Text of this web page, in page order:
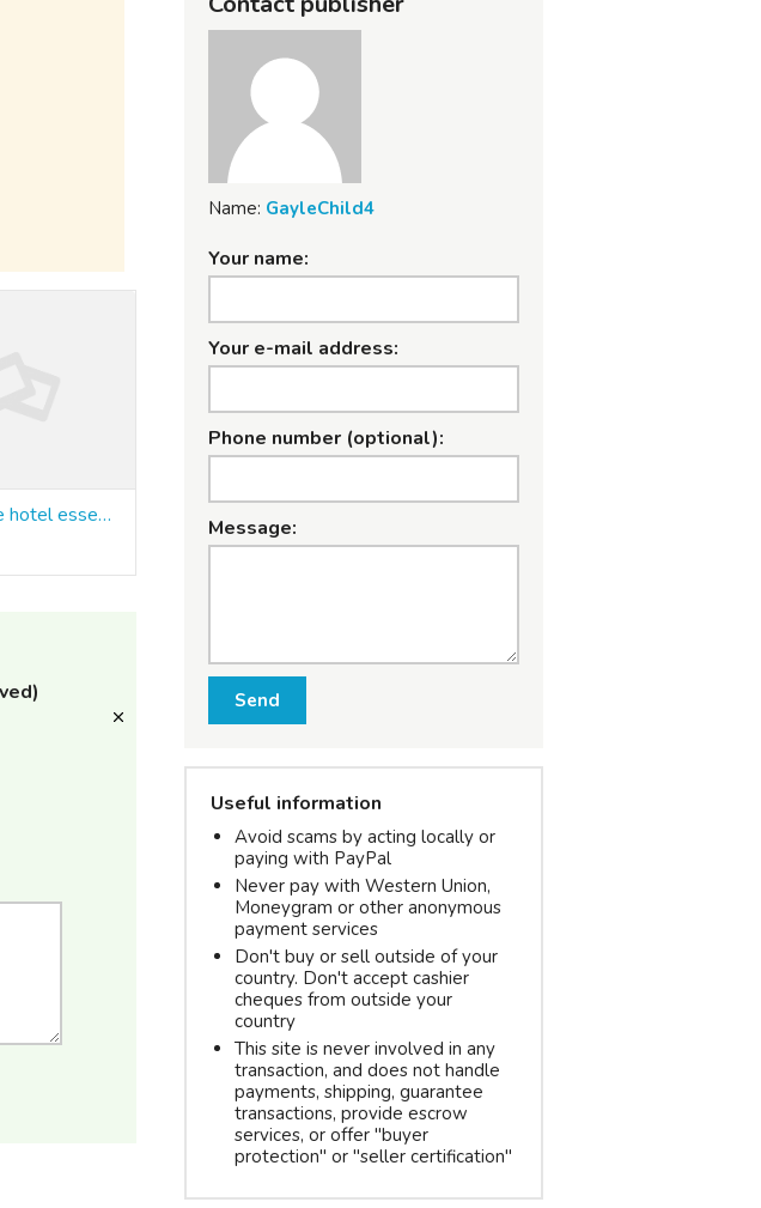
Enxoval de hotel essencial para elevar o conforto e impressionar seus hóspedes
Name: GayleChild4
Your name:
Your e-mail address:
Phone number (optional):
Message:
Send
Useful information
Avoid scams by acting locally or
paying with PayPal
Never pay with Western Union,
Moneygram or other anonymous
payment services
Don't buy or sell outside of your
country. Don't accept cashier
cheques from outside your
country
This site is never involved in any
transaction, and does not handle
payments, shipping, guarantee
transactions, provide escrow
services, or offer "buyer
protection" or "seller certification"